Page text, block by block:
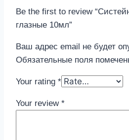
Be the first to review
глазные 10мл”
Ваш адрес email не будет
Обязательные поля
Your rating *
Your review *